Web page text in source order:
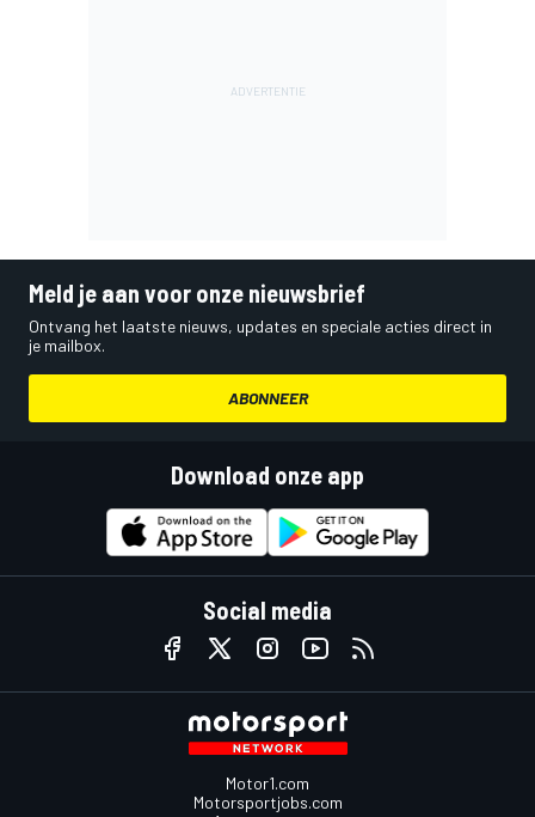
Meld je aan voor onze nieuwsbrief
Ontvang het laatste nieuws, updates en speciale acties direct in
je mailbox.
ABONNEER
Download onze app
Social media
Motor1.com
Motorsportjobs.com